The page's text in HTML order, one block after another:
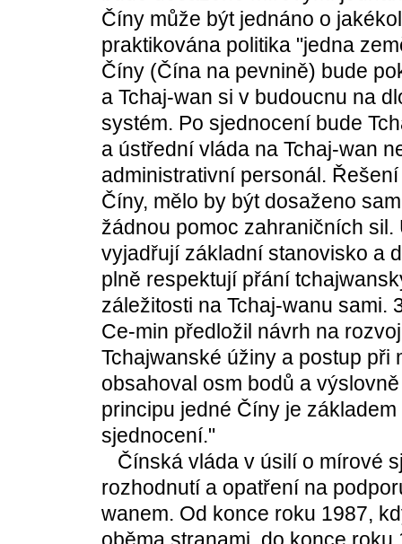
Číny může být jednáno o
praktikována politika "jedna
Číny (Čína na pevnině) bude
a Tchaj-wan si v budoucnu na
systém. Po sjednocení bude
a ústřední vláda na Tchaj-wan
administrativní personál.
Číny, mělo by být dosaženo
žádnou pomoc zahraničních
vyjadřují základní stanovisko a
plně respektují přání
záležitosti na Tchaj-wanu sami.
Ce-min předložil návrh na
Tchajwanské úžiny a postup
obsahoval osm bodů a
principu jedné Číny je
sjednocení."
Čínská vláda v úsilí o mírové
rozhodnutí a opatření na
wanem. Od konce roku 1987,